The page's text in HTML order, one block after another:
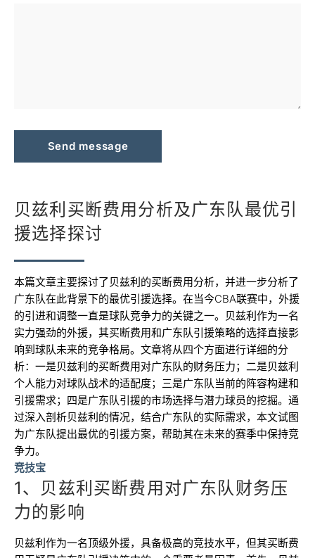
Send message
贝兹利买断费用分析及广东队最优引
援选择探讨
本篇文章主要探讨了贝兹利的买断费用分析，并进一步分析了
广东队在此背景下的最优引援选择。在当今CBA联赛中，外援
的引进和调整一直是球队竞争力的关键之一。贝兹利作为一名
实力强劲的外援，其买断费用和广东队引援策略的选择直接影
响到球队未来的竞争格局。文章将从四个方面进行详细的分
析：一是贝兹利的买断费用对广东队的财务压力；二是贝兹利
个人能力对球队战术的适配度；三是广东队当前的阵容构建和
引援需求；四是广东队引援的市场选择与潜力球员的挖掘。通
过深入剖析贝兹利的情况，结合广东队的实际需求，本文试图
为广东队提出最优的引援方案，帮助其在未来的赛季中保持竞
争力。
竞技宝
1、贝兹利买断费用对广东队财务压
力的影响
贝兹利作为一名顶级外援，具备极高的竞技水平，但其买断费